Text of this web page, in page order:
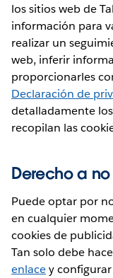
los sitios web de
información para
realizar un
web, inferir
proporcionarles
Declaración de
detalladamente
recopilan las
Derecho a
Puede optar por
en cualquier
cookies de
Tan solo debe
enlacey